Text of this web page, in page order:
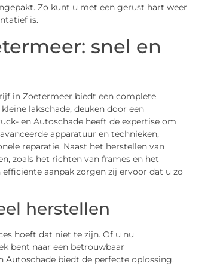
Zo kunt u met een gerust hart weer
is.
snel en
in Zoetermeer biedt een complete
lakschade, deuken door een
en Autoschade heeft de expertise om
apparatuur en technieken,
reparatie. Naast het herstellen van
zoals het richten van frames en het
aanpak zorgen zij ervoor dat u zo
herstellen
hoeft dat niet te zijn. Of u nu
bent naar een betrouwbaar
biedt de perfecte oplossing.